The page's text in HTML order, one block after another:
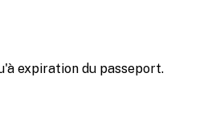
expiration du passeport.